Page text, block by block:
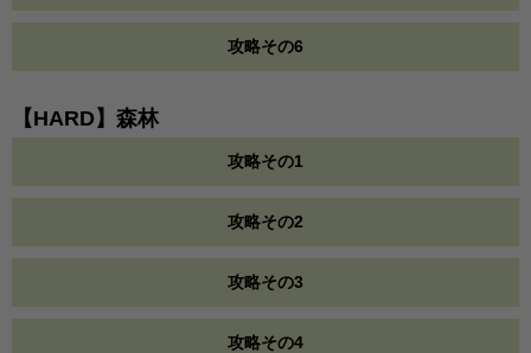
攻略その6
【HARD】森林
攻略その1
攻略その2
攻略その3
攻略その4